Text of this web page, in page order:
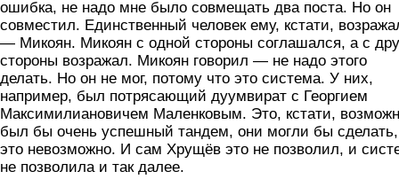
ошибка, не надо мне было совмещать два поста. Но он
совместил. Единственный человек ему, кстати,
— Микоян. Микоян с одной стороны соглашался, а с
стороны возражал. Микоян говорил — не надо этого
делать. Но он не мог, потому что это система. У них,
например, был потрясающий дуумвират с Георгием
Максимилиановичем Маленковым. Это, кстати,
был бы очень успешный тандем, они могли бы
это невозможно. И сам Хрущёв это не позволил, и
не позволила и так далее.